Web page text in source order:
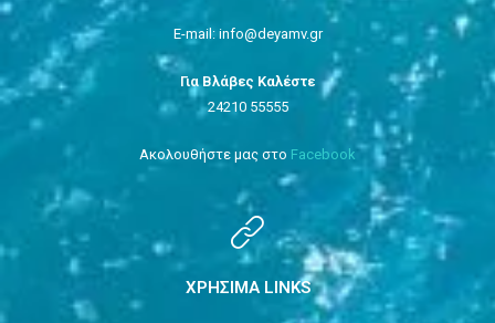
E-mail: info@deyamv.gr
Για Βλάβες Καλέστε
24210 55555
Ακολουθήστε μας στο Facebook
ΧΡΗΣΙΜΑ LINKS